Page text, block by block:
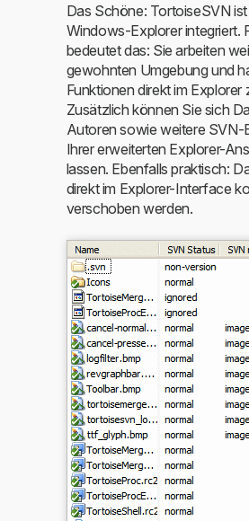
Das Schöne: TortoiseSVN
Windows-Explorer integriert.
bedeutet das: Sie arbeiten
gewohnten Umgebung und
Funktionen direkt im Explorer
Zusätzlich können Sie sich
Autoren sowie weitere SVN-
Ihrer erweiterten Explorer-
lassen. Ebenfalls praktisch:
direkt im Explorer-Interface
verschoben werden.